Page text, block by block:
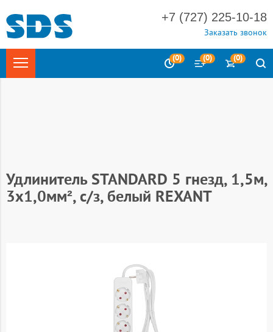
+7 (727) 225-10-18
Заказать звонок
(0) (0) (0)
Удлинитель STANDARD 5 гнезд, 1,5м,
3х1,0мм², с/з, белый REXANT